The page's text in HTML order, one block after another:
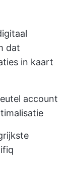
dat
in kaart
account